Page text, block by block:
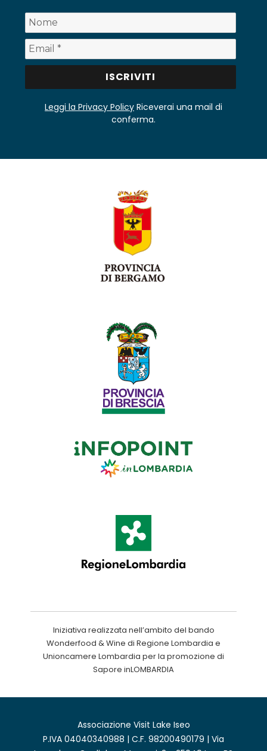
Leggi la Privacy Policy Riceverai una mail di
conferma.
Iniziativa realizzata nell’ambito del bando
Wonderfood & Wine di Regione Lombardia e
Unioncamere Lombardia per la promozione di
Sapore inLOMBARDIA
Associazione Visit Lake Iseo
P.IVA 04040340988 | C.F. 98200490179 | Via